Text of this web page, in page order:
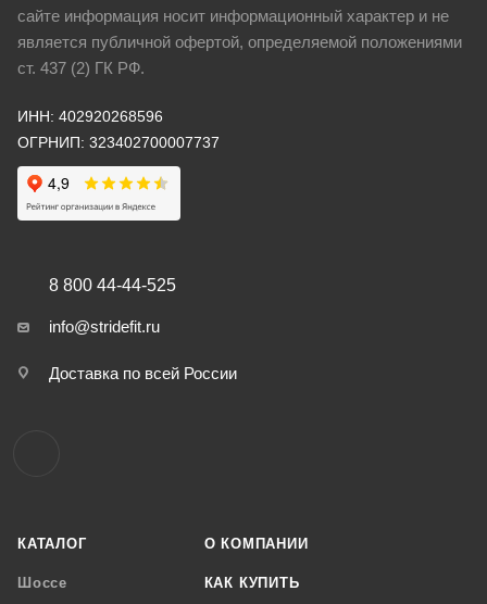
сайте информация носит информационный характер и не
является публичной офертой, определяемой положениями
ст. 437 (2) ГК РФ.
ИНН: 402920268596
ОГРНИП: 323402700007737
КАТАЛОГ
Шоссе
О КОМПАНИИ
КАК КУПИТЬ
8 800 44-44-525
info@stridefit.ru
Доставка по всей России